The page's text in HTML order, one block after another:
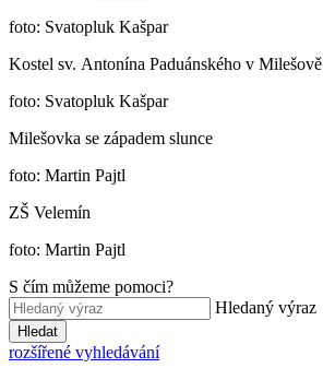
foto: Svatopluk Kašpar
Kostel sv. Antonína Paduánského v Milešově
foto: Svatopluk Kašpar
Milešovka se západem slunce
foto: Martin Pajtl
ZŠ Velemín
foto: Martin Pajtl
S čím můžeme pomoci?
Hledaný výraz
Hledat
rozšířené vyhledávání